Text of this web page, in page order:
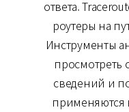
ответа.
роутеры на
Инструменты
просмотреть
сведений и
применяются